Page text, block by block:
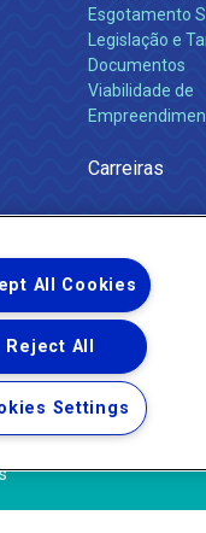
Esgotamento
Legislação e
Documentos
Viabilidade de
Carreiras
do Rio de Janeiro
http://
All Cookies
Reject All
Settings